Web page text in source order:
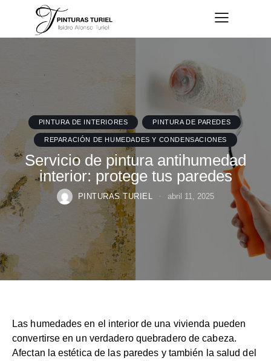
PINTURA DE INTERIORES PINTURA DE PAREDES
REPARACIÓN DE HUMEDADES Y CONDENSACIONES
Servicio de pintura antihumedad
interior: protege tus paredes
PINTURAS TURIEL abril 11, 2025
Las humedades en el interior de una vivienda pueden
convertirse en un verdadero quebradero de cabeza.
Afectan la estética de las paredes y también la salud del